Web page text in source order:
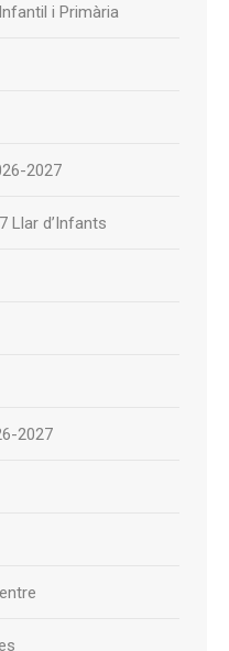
i Primària
2027
Llar d’Infants
2027